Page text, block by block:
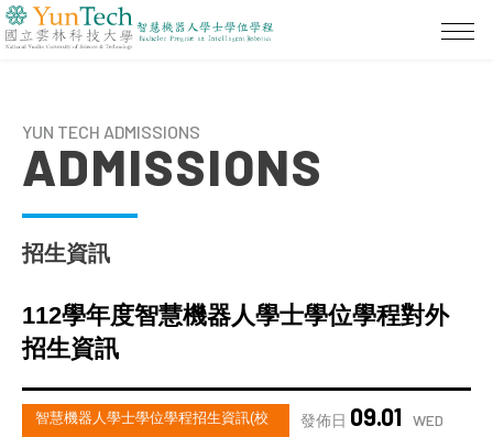
YUN TECH ADMISSIONS
ADMISSIONS
招生資訊
112學年度智慧機器人學士學位學程對外
招生資訊
智慧機器人學士學位學程招生資訊(校
發佈日 09.01 WED